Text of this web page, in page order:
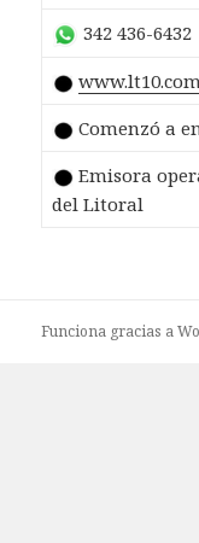
342 436-6432
Comenzó a
Emisora
del Litoral
Funciona gracias a